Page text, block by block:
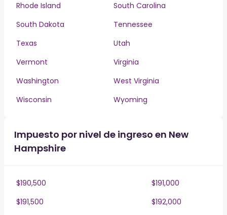
Rhode Island
South Carolina
South Dakota
Tennessee
Texas
Utah
Vermont
Virginia
Washington
West Virginia
Wisconsin
Wyoming
Impuesto por nivel de ingreso en New
Hampshire
$190,500
$191,000
$191,500
$192,000